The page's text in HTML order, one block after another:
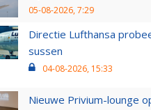
05-08-2026, 7:29
Directie Lufthansa
sussen
04-08-2026, 15:33
Nieuwe Privium-lounge